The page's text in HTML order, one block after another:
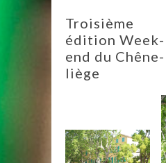
Troisième
édition Week-
end du Chêne-
liège